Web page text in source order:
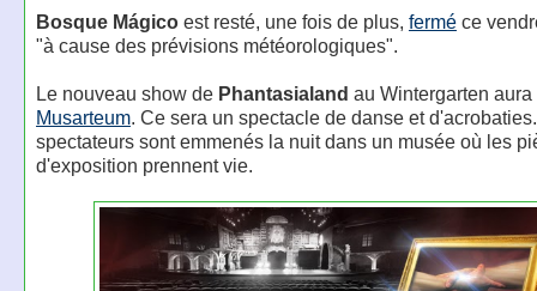
Bosque Mágicoest resté, une fois de plus, ferméce
"à cause des prévisions météorologiques".
Le nouveau show de Phantasialand au Wintergarten
Musarteum. Ce sera un spectacle de danse et
spectateurs sont emmenés la nuit dans un musée où les
d'exposition prennent vie.